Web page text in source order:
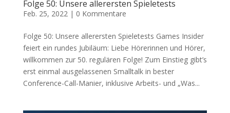
Folge 50: Unsere allerersten Spieletests
Feb. 25, 2022 | 0 Kommentare
Folge 50: Unsere allerersten Spieletests Games Insider
feiert ein rundes Jubiläum: Liebe Hörerinnen und Hörer,
willkommen zur 50. regulären Folge! Zum Einstieg gibt’s
erst einmal ausgelassenen Smalltalk in bester
Conference-Call-Manier, inklusive Arbeits- und „Was...